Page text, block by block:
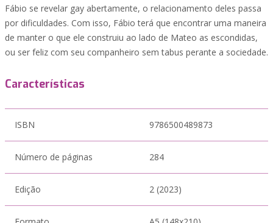
Fábio se revelar gay abertamente, o relacionamento deles passa
por dificuldades. Com isso, Fábio terá que encontrar uma maneira
de manter o que ele construiu ao lado de Mateo as escondidas,
ou ser feliz com seu companheiro sem tabus perante a sociedade.
Características
ISBN 9786500489873
Número de páginas 284
Edição 2 (2023)